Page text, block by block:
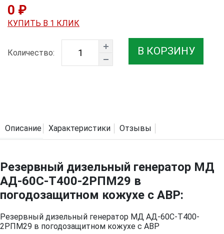
0 ₽
КУПИТЬ В 1 КЛИК
Количество: В КОРЗИНУ
Описание Характеристики Отзывы
Резервный дизельный генератор МД
АД-60С-Т400-2РПМ29 в
погодозащитном кожухе с АВР:
Резервный дизельный генератор МД АД-60С-Т400-
2РПМ29 в погодозащитном кожухе с АВР